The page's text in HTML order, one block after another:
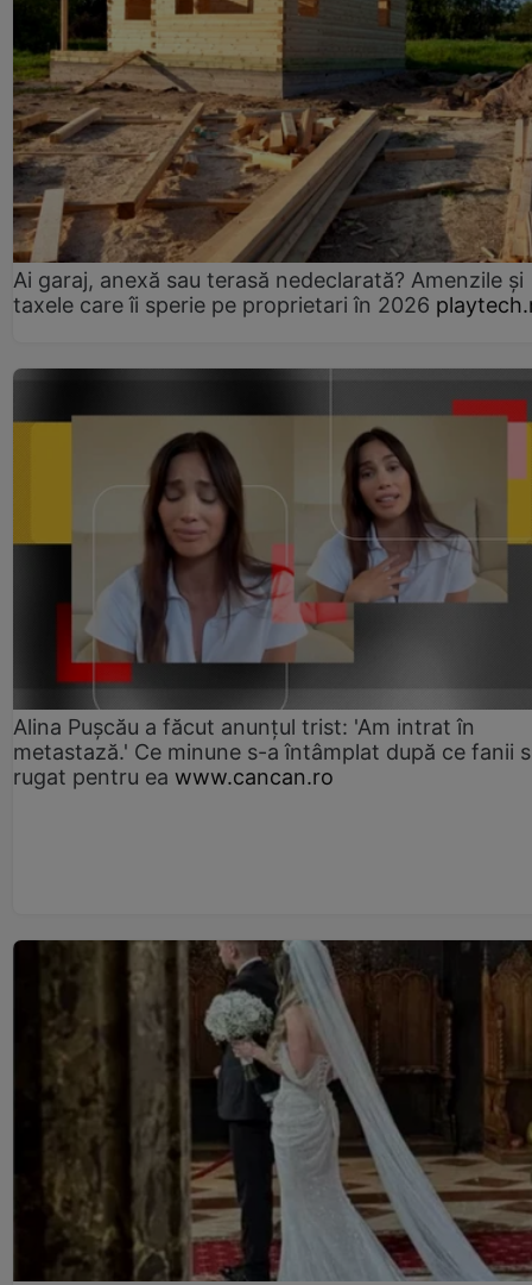
Ai garaj, anexă sau terasă nedeclarată? Amenzile și
taxele care îi sperie pe proprietari în 2026
Alina Pușcău a făcut anunțul trist: 'Am intrat în
metastază.' Ce minune s-a întâmplat după ce fanii
rugat pentru ea www.cancan.ro